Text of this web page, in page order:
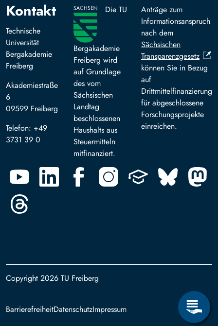
Kontakt
Technische
Universität
Bergakademie
Freiberg
Akademiestraße
6
09599 Freiberg
Telefon: +49
3731 39 0
Die TU
Bergakademie
Freiberg wird
auf Grundlage
des vom
Sächsischen
Landtag
beschlossenen
Haushalts aus
Steuermitteln
mitfinanziert.
Anträge zum
Informationsanspruch
nach dem
Sächsischen
Transparenzgesetz
können Sie in Bezug
auf
Drittmittelfinanzierung
für abgeschlossene
Forschungsprojekte
einreichen.
Copyright 2026 TU Freiberg
Footer
BarrierefreiheitDatenschutzImpressum